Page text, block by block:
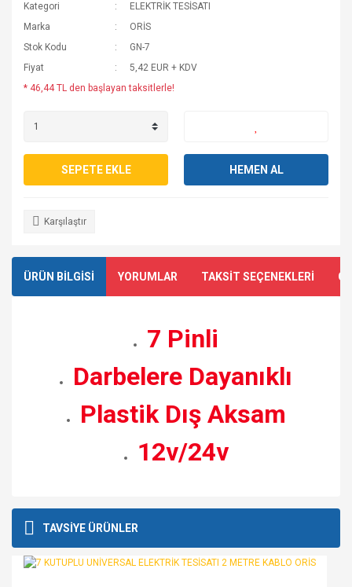
Kategori
ELEKTRİK TESİSATI
Marka
ORİS
Stok Kodu
GN-7
Fiyat
5,42 EUR + KDV
* 46,44 TL den başlayan taksitlerle!
SEPETE EKLE HEMEN AL
Karşılaştır
ÜRÜN BİLGİSİ YORUMLAR TAKSİT SEÇENEKLERİ
7 Pinli
Darbelere Dayanıklı
Plastik Dış Aksam
12v/24v
Bu ürüne ilk yorumu siz yapın!
kullanarak tarafımıza iletebilirsiniz.
Görüş ve önerileriniz için teşekkür ederiz.
TAVSİYE ÜRÜNLER